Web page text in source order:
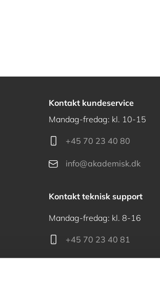
Kontakt kundeservice
Mandag-fredag: kl. 10-15
+45 70 23 40 80
info@akademisk.dk
Kontakt teknisk support
Mandag-fredag: kl. 8-16
+45 70 23 40 81